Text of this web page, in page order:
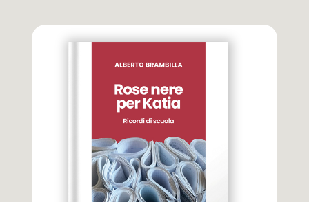
le zattere